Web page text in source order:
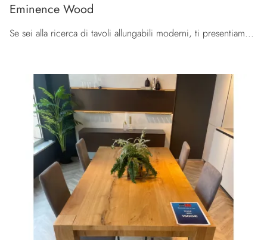
Eminence Wood
Se sei alla ricerca di tavoli allungabili moderni, ti presentiamo il modello da cucina in vetro Eminence Wood del brand Connubia.